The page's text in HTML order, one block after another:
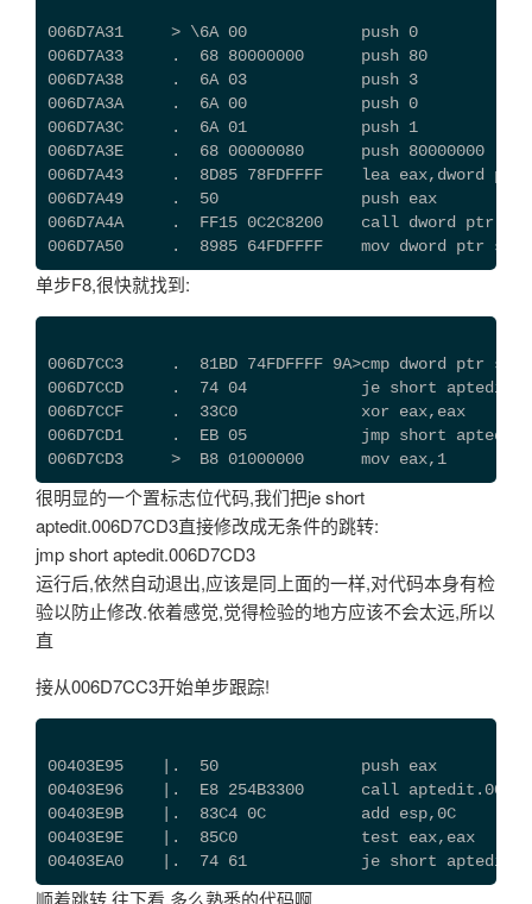
006D7A31     > \6A 00            push 0
006D7A33     .  68 80000000      push 80
006D7A38     .  6A 03            push 3
006D7A3A     .  6A 00            push 0
006D7A3C     .  6A 01            push 1
006D7A3E     .  68 00000080      push 80000000
006D7A43     .  8D85 78FDFFFF    lea eax,dword
006D7A49     .  50               push eax
006D7A4A     .  FF15 0C2C8200    call dword ptr
006D7A50     .  8985 64FDFFFF    mov dword ptr
单步F8,很快就找到:
006D7CC3     .  81BD 74FDFFFF 9A>cmp dword ptr
006D7CCD     .  74 04            je short
006D7CCF     .  33C0             xor eax,eax
006D7CD1     .  EB 05            jmp short
006D7CD3     >  B8 01000000      mov eax,1
很明显的一个置标志位代码,我们把je short
aptedit.006D7CD3直接修改成无条件的跳转:
jmp short aptedit.006D7CD3
运行后,依然自动退出,应该是同上面的一样,对代码本身有检
验以防止修改.依着感觉,觉得检验的地方应该不会太远,所以
直
接从006D7CC3开始单步跟踪!
00403E95    |.  50               push eax
00403E96    |.  E8 254B3300      call
00403E9B    |.  83C4 0C          add esp,0C
00403E9E    |.  85C0             test eax,eax
00403EA0    |.  74 61            je short
顺着跳转,往下看,多么熟悉的代码啊